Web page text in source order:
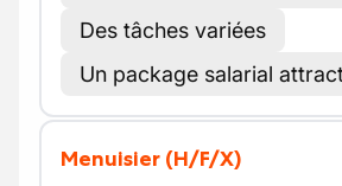
Des tâches variées
Un package salarial
Menuisier (H/F/X)